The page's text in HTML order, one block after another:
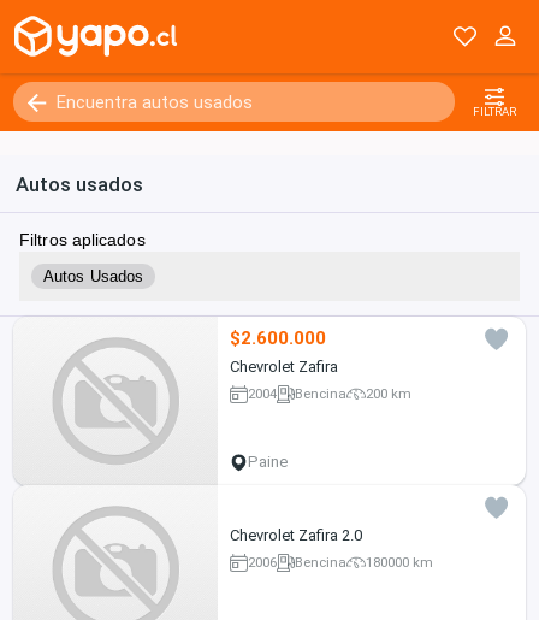
FILTRAR
Autos usados
Filtros aplicados
Autos Usados
$2.600.000
Chevrolet Zafira
2004 Bencina 200 km
Paine
Chevrolet Zafira 2.0
2006 Bencina 180000 km